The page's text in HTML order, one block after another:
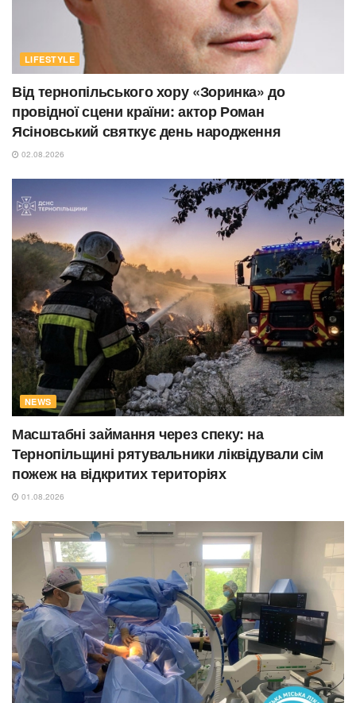
LIFESTYLE
Від тернопільського хору «Зоринка» до
провідної сцени країни: актор Роман
Ясіновський святкує день народження
02.08.2026
NEWS
Масштабні займання через спеку: на
Тернопільщині рятувальники ліквідували сім
пожеж на відкритих територіях
01.08.2026